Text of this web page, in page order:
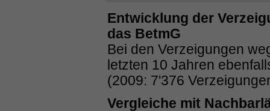
Entwicklung der
das BetmG
Bei den Verzeigungen
letzten 10 Jahren
(2009: 7'376
Vergleiche mit